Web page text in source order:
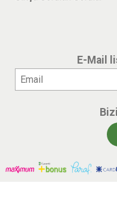
E-Mail